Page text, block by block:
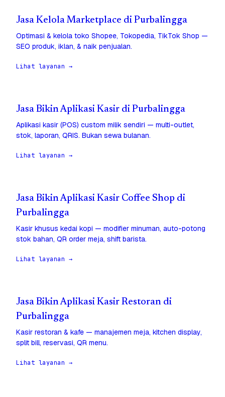
Jasa Kelola Marketplace di Purbalingga
Optimasi & kelola toko Shopee, Tokopedia, TikTok Shop —
SEO produk, iklan, & naik penjualan.
Lihat layanan →
Jasa Bikin Aplikasi Kasir di Purbalingga
Aplikasi kasir (POS) custom milik sendiri — multi-outlet,
stok, laporan, QRIS. Bukan sewa bulanan.
Lihat layanan →
Jasa Bikin Aplikasi Kasir Coffee Shop di
Purbalingga
Kasir khusus kedai kopi — modifier minuman, auto-potong
stok bahan, QR order meja, shift barista.
Lihat layanan →
Jasa Bikin Aplikasi Kasir Restoran di
Purbalingga
Kasir restoran & kafe — manajemen meja, kitchen display,
split bill, reservasi, QR menu.
Lihat layanan →